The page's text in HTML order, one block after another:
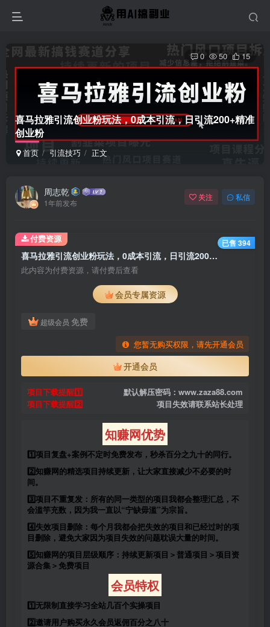
喜马拉雅引流创业粉玩法，0成本引流，日引流200+精准
创业粉
首页 引流技巧 正文
0 50 15
周志乾
1年前发布
关注 私信
喜马拉雅引流创业粉玩法，0成本引流，日引流200+精准创业粉
此内容为付费资源，请付费后查看
会员专属资源
超级会员 免费
您暂无购买权限，请先开通会员
开通会员
项目下载提醒1️⃣
默认解压密码：www.zaza88.com
项目下载提醒2️⃣
项目失效请联系站长处理
知赚网优势
1️⃣项目复盘+案例不定时免费发布，秒杀百分之九十的同行。
2️⃣知赚网的精选项目持续更新，让大家直接减少不必要的时
间。
3️⃣项目不重复发：所有的同一类型的项目我都会整理汇总，不
会滥竽充数，因为我一直以“宁缺毋滥”为宗旨。
4️⃣失效项目删除：每个月我都会把失效的项目和已经过时的项
目删除，避免大家因为项目失效的问题耽误大量的时间。
5️⃣知赚网的项目层级顺序：持续更新项目＞普通项目＞项目资
源合集＞免费项目
会员特权
1️⃣无限制直接学习全站几百个实操项目
2️⃣邀请用户购买永久会员返佣百分之八十
付费资源 已售 394